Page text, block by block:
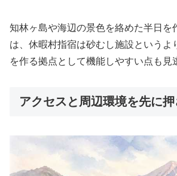
知林ヶ島や海辺の景色を絡めた半日を
は、休暇村指宿は砂むし施設というよ
を作る拠点として機能しやすい点も見
アクセスと周辺環境を先に押